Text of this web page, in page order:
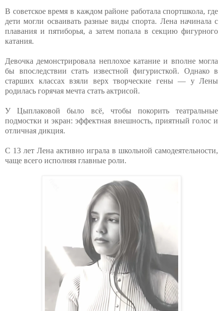
В советское время в каждом районе работала спортшкола, где
дети могли осваивать разные виды спорта. Лена начинала с
плавания и пятиборья, а затем попала в секцию фигурного
катания.
Девочка демонстрировала неплохое катание и вполне могла
бы впоследствии стать известной фигуристкой. Однако в
старших классах взяли верх творческие гены — у Лены
родилась горячая мечта стать актрисой.
У Цыплаковой было всё, чтобы покорить театральные
подмостки и экран: эффектная внешность, приятный голос и
отличная дикция.
С 13 лет Лена активно играла в школьной самодеятельности,
чаще всего исполняя главные роли.